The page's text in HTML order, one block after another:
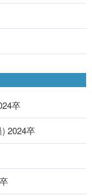
卒
2024卒